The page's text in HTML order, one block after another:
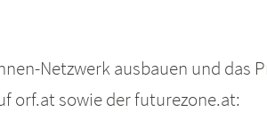
Netzwerk ausbauen und das
orf.at sowie der futurezone.at: